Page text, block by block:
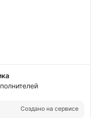
Создано на сервисе